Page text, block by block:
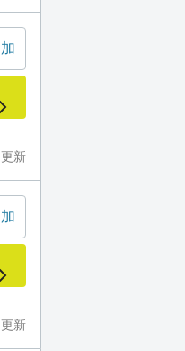
更新
更新